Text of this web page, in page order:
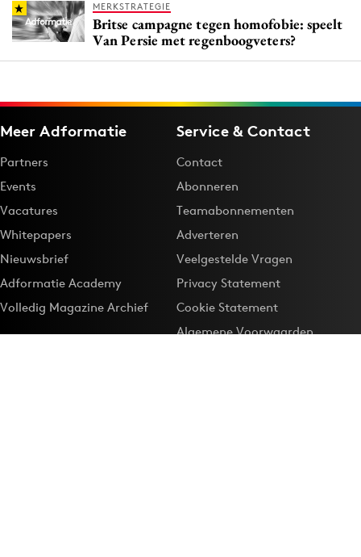
MERKSTRATEGIE
Britse campagne tegen homofobie: speelt
Van Persie met regenboogveters?
Meer Adformatie
Partners
Events
Vacatures
Whitepapers
Nieuwsbrief
Adformatie Academy
Volledig Magazine Archief
Service & Contact
Contact
Abonneren
Teamabonnementen
Adverteren
Veelgestelde Vragen
Privacy Statement
Cookie Statement
Algemene Voorwaarden